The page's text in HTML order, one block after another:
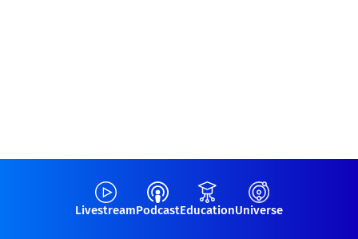
LivestreamPodcastEducationUniverse